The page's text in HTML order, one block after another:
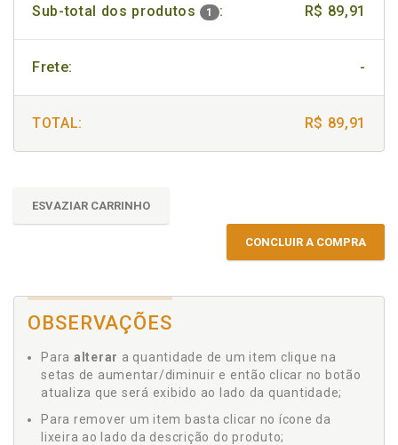
Sub-total dos produtos 1 : R$ 89,91
Frete: -
TOTAL: R$ 89,91
ESVAZIAR CARRINHO
CONCLUIR A COMPRA
OBSERVAÇÕES
Para alterar a quantidade de um item clique na
setas de aumentar/diminuir e então clicar no botão
atualiza que será exibido ao lado da quantidade;
Para remover um item basta clicar no ícone da
lixeira ao lado da descrição do produto;